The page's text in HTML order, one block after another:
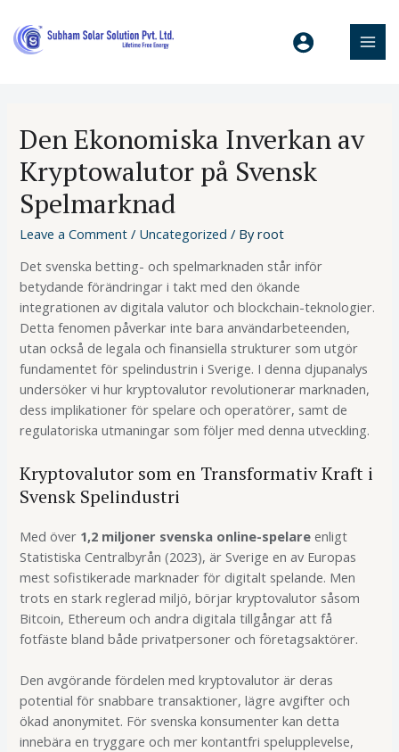
Den Ekonomiska Inverkan av
Kryptowalutor på Svensk
Spelmarknad
Leave a Comment / Uncategorized / Byroot
Det svenska betting- och spelmarknaden står inför
betydande förändringar i takt med den ökande
integrationen av digitala valutor och blockchain-teknologier.
Detta fenomen påverkar inte bara användarbeteenden,
utan också de legala och finansiella strukturer som utgör
fundamentet för spelindustrin i Sverige. I denna djupanalys
undersöker vi hur kryptovalutor revolutionerar marknaden,
dess implikationer för spelare och operatörer, samt de
regulatoriska utmaningar som följer med denna utveckling.
Kryptovalutor som en Transformativ Kraft i
Svensk Spelindustri
Med över 1,2 miljoner svenska online-spelare enligt
Statistiska Centralbyrån (2023), är Sverige en av Europas
mest sofistikerade marknader för digitalt spelande. Men
trots en stark reglerad miljö, börjar kryptovalutor såsom
Bitcoin, Ethereum och andra digitala tillgångar att få
fotfäste bland både privatpersoner och företagsaktörer.
Den avgörande fördelen med kryptovalutor är deras
potential för snabbare transaktioner, lägre avgifter och
ökad anonymitet. För svenska konsumenter kan detta
innebära en tryggare och mer kontantfri spelupplevelse,